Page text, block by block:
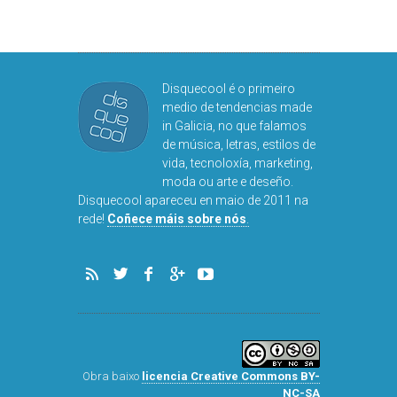
Disquecool é o primeiro
medio de tendencias made
in Galicia, no que falamos
moda ou arte e deseño.